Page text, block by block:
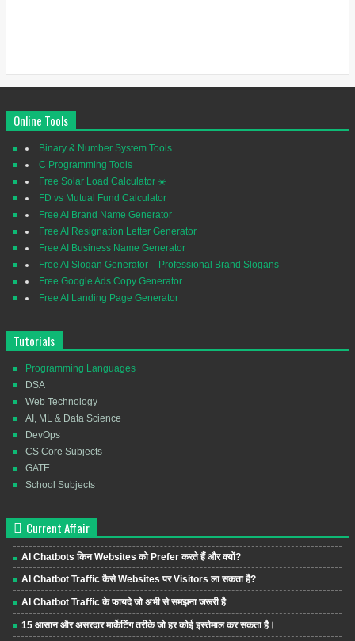
Online Tools
Binary & Number System Tools
C Programming Tools
Free Solar Load Calculator ☀️
FD vs Mutual Fund Calculator
Free AI Brand Name Generator
Free AI Resignation Letter Generator
Free AI Business Name Generator
Free AI Slogan Generator – Professional Brand Slogans
Free Google Ads Copy Generator
Free AI Landing Page Generator
Tutorials
Programming Languages
DSA
Web Technology
AI, ML & Data Science
DevOps
CS Core Subjects
GATE
School Subjects
Current Affair
AI Chatbots किन Websites को Prefer करते हैं और क्यों?
AI Chatbot Traffic कैसे Websites पर Visitors ला सकता है?
AI Chatbot Traffic के फायदे जो अभी से समझना जरूरी है
15 आसान और असरदार मार्केटिंग तरीके जो हर कोई इस्तेमाल कर सकता है।